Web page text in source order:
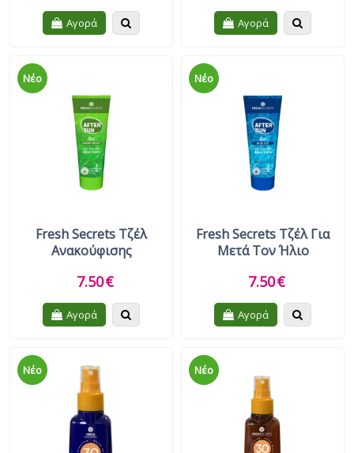
Αγορά Αγορά
Fresh Secrets Τζέλ
Ανακούφισης
Νέο
7.50€
Αγορά
Fresh Secrets Τζέλ Για
Μετά Τον Ήλιο
Νέο
7.50€
Αγορά
Νέο Νέο